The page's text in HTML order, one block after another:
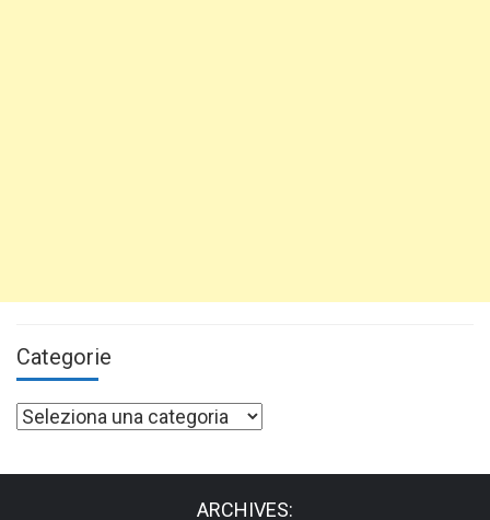
Categorie
Categorie
ARCHIVES: